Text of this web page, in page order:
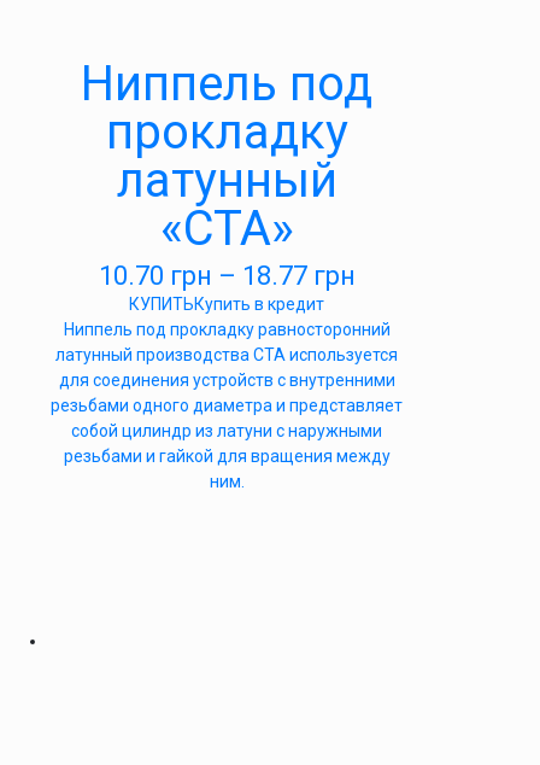
Ниппель под
прокладку
латунный
«СТА»
10.70 грн – 18.77 грн
КУПИТЬКупить в кредит
Ниппель под прокладку равносторонний
латунный производства СТА используется
для соединения устройств с внутренними
резьбами одного диаметра и представляет
собой цилиндр из латуни с наружными
резьбами и гайкой для вращения между
ним.